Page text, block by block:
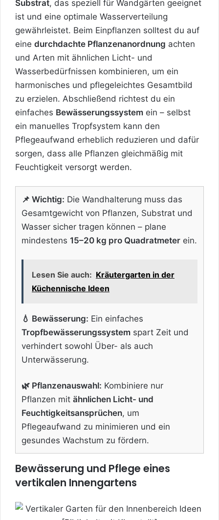
Substrat, das speziell für Wandgärten geeignet
ist und eine optimale Wasserverteilung
gewährleistet. Beim Einpflanzen solltest du auf
eine durchdachte Pflanzenanordnung achten
und Arten mit ähnlichen Licht- und
Wasserbedürfnissen kombinieren, um ein
harmonisches und pflegeleichtes Gesamtbild
zu erzielen. Abschließend richtest du ein
einfaches Bewässerungssystem ein – selbst
ein manuelles Tropfsystem kann den
Pflegeaufwand erheblich reduzieren und dafür
sorgen, dass alle Pflanzen gleichmäßig mit
Feuchtigkeit versorgt werden.
📌 Wichtig: Die Wandhalterung muss das
Gesamtgewicht von Pflanzen, Substrat und
Wasser sicher tragen können – plane
mindestens 15–20 kg pro Quadratmeter ein.
Lesen Sie auch: Kräutergarten in der
Küchennische Ideen
💧 Bewässerung: Ein einfaches
Tropfbewässerungssystem spart Zeit und
verhindert sowohl Über- als auch
Unterwässerung.
🌿 Pflanzenauswahl: Kombiniere nur
Pflanzen mit ähnlichen Licht- und
Feuchtigkeitsansprüchen, um
Pflegeaufwand zu minimieren und ein
gesundes Wachstum zu fördern.
Bewässerung und Pflege eines
vertikalen Innengartens